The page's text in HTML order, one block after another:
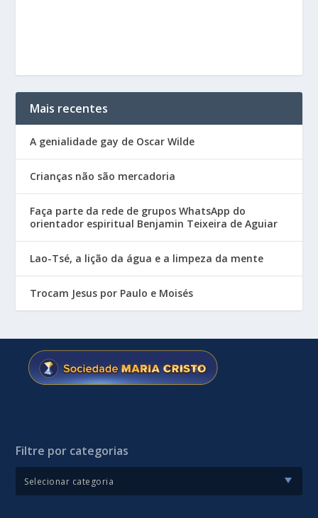
Mais recentes
A genialidade gay de Oscar Wilde
Crianças não são mercadoria
Faça parte da rede de grupos WhatsApp do
orientador espiritual Benjamin Teixeira de Aguiar
Lao-Tsé, a lição da água e a limpeza da mente
Trocam Jesus por Paulo e Moisés
Filtre por categorias